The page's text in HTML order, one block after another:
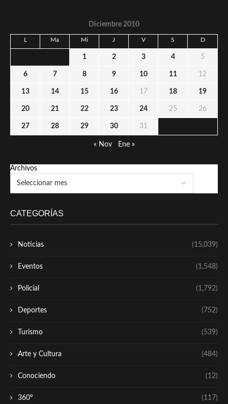
Diciembre 2010
L Ma Mi J V S D
1 2 3 4 5
6 7 8 9 10 11 12
13 14 15 16 17 18 19
20 21 22 23 24 25 26
27 28 29 30 31
« Nov Ene »
Archivos
CATEGORÍAS
Noticias (15,039)
Eventos (1,548)
Policial (1,792)
Deportes (752)
Turismo (539)
Arte y Cultura (484)
Conociendo (12)
360º (117)